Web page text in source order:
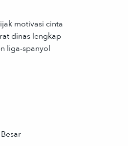
motivasi cinta
dinas lengkap
liga-spanyol